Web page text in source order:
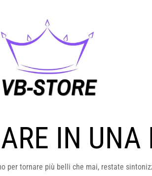
IN UNA
per tornare più belli che mai, restate